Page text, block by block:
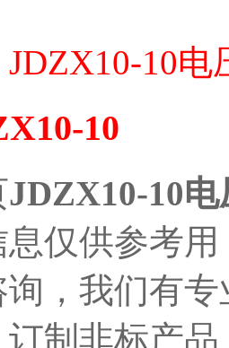
10电
10
JDZX10-10
仅供参考
，我们有
制非标产